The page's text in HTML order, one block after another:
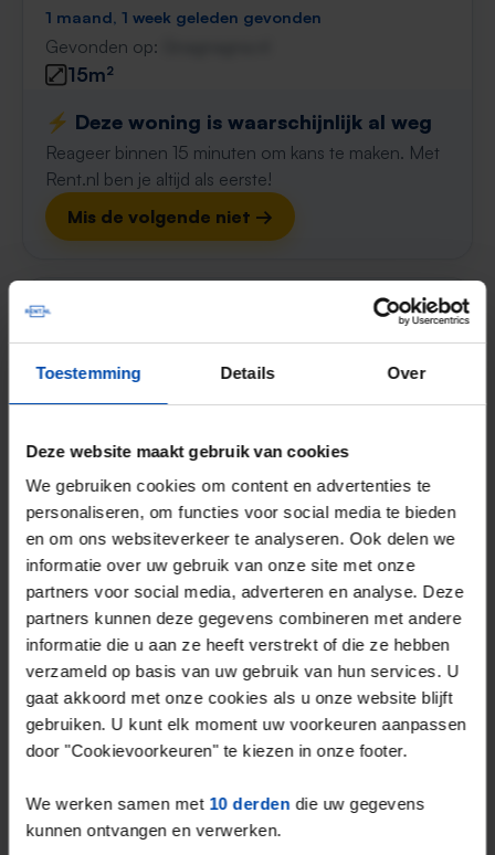
Toestemming Details Over
Deze website maakt gebruik van cookies
We gebruiken cookies om content en advertenties te
personaliseren, om functies voor social media te bieden
en om ons websiteverkeer te analyseren. Ook delen we
informatie over uw gebruik van onze site met onze
partners voor social media, adverteren en analyse. Deze
partners kunnen deze gegevens combineren met andere
informatie die u aan ze heeft verstrekt of die ze hebben
verzameld op basis van uw gebruik van hun services. U
gaat akkoord met onze cookies als u onze website blijft
gebruiken. U kunt elk moment uw voorkeuren aanpassen
door "Cookievoorkeuren" te kiezen in onze footer.
We werken samen met 10 derdendie uw gegevens
kunnen ontvangen en verwerken.
1 maand, 1 week geleden gevonden
Gevonden op:
15m²
⚡️ Deze woning is waarschijnlijk al weg
Reageer binnen 15 minuten om kans te maken. Met
Rent.nl ben je altijd als eerste!
Mis de volgende niet →
Jagerlaan
Zeist
€ 550p/m
1 maand, 3 weken geleden gevonden
Gevonden op:Gnagnagna.nl
18m²
1 kamer
⚡️ Deze woning is waarschijnlijk al weg
Reageer binnen 15 minuten om kans te maken. Met
Mis de volgende niet →